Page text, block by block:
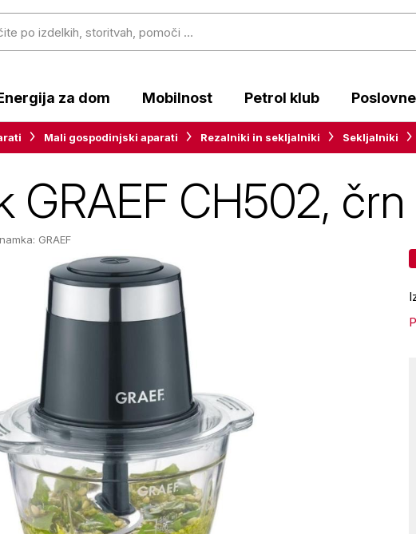
za dom Mobilnost Petrol klub
Mali gospodinjski aparati Rezalniki in sekljalniki Sekljalniki
GRAEF CH502, črn
GRAEF